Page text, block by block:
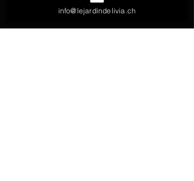
pour toutes vos demandes.
info@lejardindelivia.ch